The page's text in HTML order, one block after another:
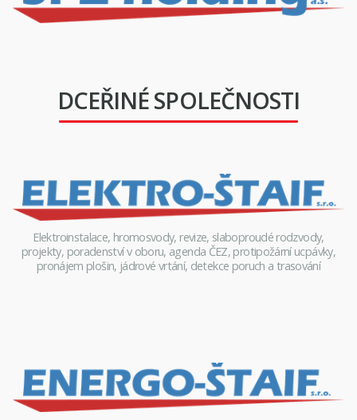
DCEŘINÉ SPOLEČNOSTI
Elektroinstalace, hromosvody, revize, slaboproudé rodzvody,
projekty, poradenství v oboru, agenda ČEZ, protipožární ucpávky,
pronájem plošin, jádrové vrtání, detekce poruch a trasování